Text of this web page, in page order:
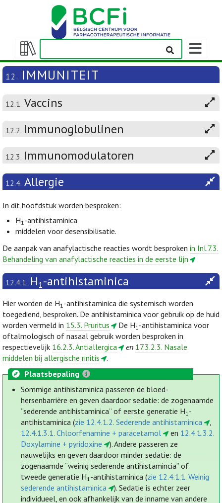
Weergeven/verbergen
inhoudstafel
12. IMMUNITEIT
12.1. Vaccins
12.2. Immunoglobulinen
12.3. Immunomodulatoren
12.4. Allergie
In dit hoofdstuk worden besproken:
H1-antihistaminica
middelen voor desensibilisatie.
De aanpak van anafylactische reacties wordt besproken in Inl.7.3.
Behandeling van anafylactische reacties in de eerste lijn
12.4.1. H1-antihistaminica
Hier worden de H1-antihistaminica die systemisch worden
toegediend, besproken. De antihistaminica voor gebruik op de huid
worden vermeld in 15.3. Pruritus De H1-antihistaminica voor
oftalmologisch of nasaal gebruik worden besproken in
respectievelijk 16.2.3. Antiallergica en 17.3.2.3. Nasale
middelen bij allergische rinitis
.
Plaatsbepaling
Sommige antihistaminica passeren de bloed-
hersenbarrière en geven daardoor sedatie: de zogenaamde
“sederende antihistaminica” of eerste generatie H1-
antihistaminica (zie 12.4.1.2. Sederende antihistaminica
,
12.4.1.3.1. Chloorfenamine + paracetamol
en 12.4.1.3.2.
Doxylamine + pyridoxine
). Andere passeren ze
nauwelijks en geven daardoor minder sedatie: de
zogenaamde “weinig sederende antihistamincia” of
tweede generatie H1-antihistaminica (zie 12.4.1.1. Weinig
sederende antihistaminica
). Sedatie is echter zeer
individueel, en ook afhankelijk van de inname van andere